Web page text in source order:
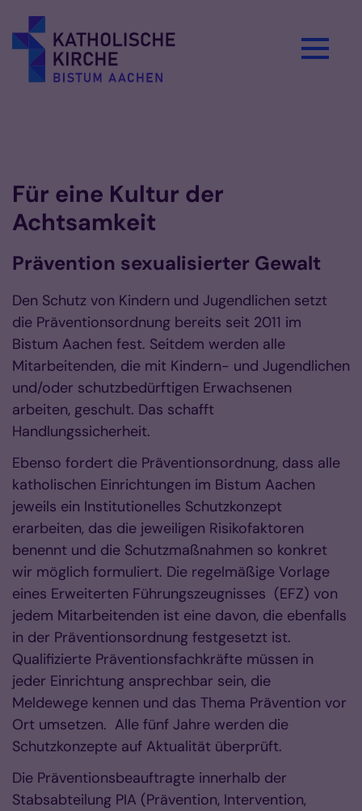
Für eine Kultur der
Achtsamkeit
Prävention sexualisierter Gewalt
Den Schutz von Kindern und Jugendlichen setzt
die Präventionsordnung bereits seit 2011 im
Bistum Aachen fest. Seitdem werden alle
Mitarbeitenden, die mit Kindern- und Jugendlichen
und/oder schutzbedürftigen Erwachsenen
arbeiten, geschult. Das schafft
Handlungssicherheit.
Ebenso fordert die Präventionsordnung, dass alle
katholischen Einrichtungen im Bistum Aachen
jeweils ein Institutionelles Schutzkonzept
erarbeiten, das die jeweiligen Risikofaktoren
benennt und die Schutzmaßnahmen so konkret
wir möglich formuliert. Die regelmäßige Vorlage
eines Erweiterten Führungszeugnisses (EFZ) von
jedem Mitarbeitenden ist eine davon, die ebenfalls
in der Präventionsordnung festgesetzt ist.
Qualifizierte Präventionsfachkräfte müssen in
jeder Einrichtung ansprechbar sein, die
Meldewege kennen und das Thema Prävention vor
Ort umsetzen. Alle fünf Jahre werden die
Schutzkonzepte auf Aktualität überprüft.
Die Präventionsbeauftragte innerhalb der
Stabsabteilung PIA (Prävention, Intervention,